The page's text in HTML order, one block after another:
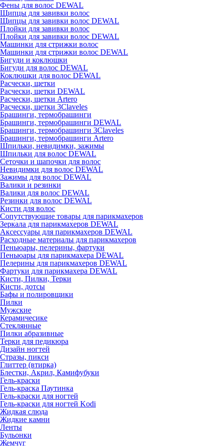
Фены для волос DEWAL
Щипцы для завивки волос
Щипцы для завивки волос DEWAL
Плойки для завивки волос
Плойки для завивки волос DEWAL
Машинки для стрижки волос
Машинки для стрижки волос DEWAL
Бигуди и коклюшки
Бигуди для волос DEWAL
Коклюшки для волос DEWAL
Расчески, щетки
Расчески, щетки DEWAL
Расчески, щетки Artero
Расчески, щетки 3Claveles
Брашинги, термобрашинги
Брашинги, термобрашинги DEWAL
Брашинги, термобрашинги 3Claveles
Брашинги, термобрашинги Artero
Шпильки, невидимки, зажимы
Шпильки для волос DEWAL
Сеточки и шапочки для волос
Невидимки для волос DEWAL
Зажимы для волос DEWAL
Валики и резинки
Валики для волос DEWAL
Резинки для волос DEWAL
Кисти для волос
Сопутствующие товары для парикмахеров
Зеркала для парикмахеров DEWAL
Аксессуары для парикмахеров DEWAL
Расходные материалы для парикмахеров
Пеньюары, пелерины, фартуки
Пеньюары для парикмахера DEWAL
Пелерины для парикмахеров DEWAL
Фартуки для парикмахера DEWAL
Кисти, Пилки, Терки
Кисти, дотсы
Бафы и полировщики
Пилки
Мужские
Керамичесике
Стеклянные
Пилки абразивные
Терки для педикюра
Дизайн ногтей
Стразы, пикси
Глиттер (втирка)
Блестки, Акрил, Камифубуки
Гель-краски
Гель-краска Паутинка
Гель-краски для ногтей
Гель-краски для ногтей Kodi
Жидкая слюда
Жидкие камни
Ленты
Бульонки
Жемчуг